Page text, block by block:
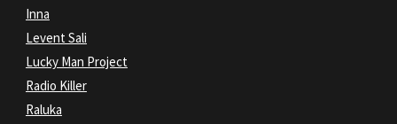
Inna
Levent Sali
Lucky Man Project
Radio Killer
Raluka